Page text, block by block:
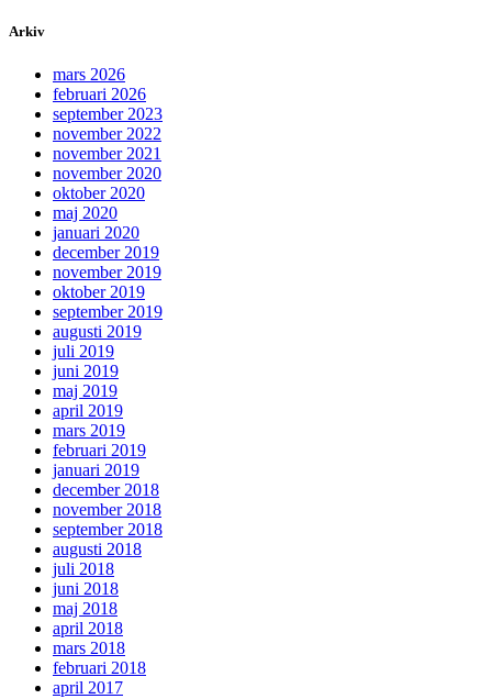
Arkiv
mars 2026
februari 2026
september 2023
november 2022
november 2021
november 2020
oktober 2020
maj 2020
januari 2020
december 2019
november 2019
oktober 2019
september 2019
augusti 2019
juli 2019
juni 2019
maj 2019
april 2019
mars 2019
februari 2019
januari 2019
december 2018
november 2018
september 2018
augusti 2018
juli 2018
juni 2018
maj 2018
april 2018
mars 2018
februari 2018
april 2017